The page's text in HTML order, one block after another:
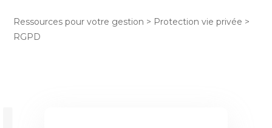
Ressources pour votre gestion > Protection vie privée >
RGPD